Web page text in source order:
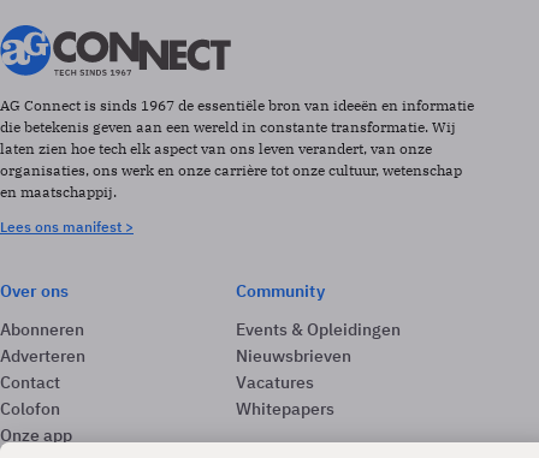
AG Connect is sinds 1967 de essentiële bron van ideeën en informatie
die betekenis geven aan een wereld in constante transformatie. Wij
laten zien hoe tech elk aspect van ons leven verandert, van onze
organisaties, ons werk en onze carrière tot onze cultuur, wetenschap
en maatschappij.
Lees ons manifest >
Over ons
Abonneren
Adverteren
Contact
Colofon
Onze app
Community
Events & Opleidingen
Nieuwsbrieven
Vacatures
Whitepapers